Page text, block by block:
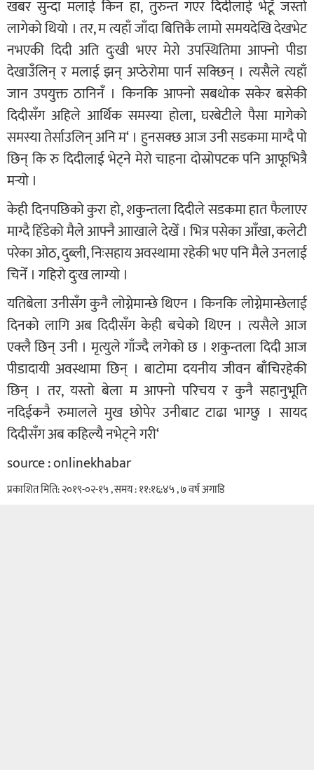
खबर सुन्दा मलाई किन हा, तुरुन्त गएर दिदीलाई भेटूँ जस्तो
लागेको थियो । तर, म त्यहाँ जाँदा बित्तिकै लामो समयदेखि देखभेट
नभएकी दिदी अति दुःखी भएर मेरो उपस्थितिमा आफ्नो पीडा
देखाउँलिन् र मलाई झन् अप्ठेरोमा पार्न सक्छिन् । त्यसैले त्यहाँ
जान उपयुक्त ठानिनँ । किनकि आफ्नो सबथोक सकेर बसेकी
दिदीसँग अहिले आर्थिक समस्या होला, घरबेटीले पैसा मागेको
समस्या तेर्साउलिन् अनि म‘ । हुनसक्छ आज उनी सडकमा माग्दै पो
छिन् कि रु दिदीलाई भेट्ने मेरो चाहना दोस्रोपटक पनि आफूभित्रै
मर्‍यो ।
केही दिनपछिको कुरा हो, शकुन्तला दिदीले सडकमा हात फैलाएर
माग्दै हिँडेको मैले आफ्नै आाखाले देखेँ । भित्र पसेका आँखा, कलेटी
परेका ओठ, दुब्ली, निःसहाय अवस्थामा रहेकी भए पनि मैले उनलाई
चिनेँ । गहिरो दुःख लाग्यो ।
यतिबेला उनीसँग कुनै लोग्नेमान्छे थिएन । किनकि लोग्नेमान्छेलाई
दिनको लागि अब दिदीसँग केही बचेको थिएन । त्यसैले आज
एक्लै छिन् उनी । मृत्युले गाँज्दै लगेको छ । शकुन्तला दिदी आज
पीडादायी अवस्थामा छिन् । बाटोमा दयनीय जीवन बाँचिरहेकी
छिन् । तर, यस्तो बेला म आफ्नो परिचय र कुनै सहानुभूति
नदिईकनै रुमालले मुख छोपेर उनीबाट टाढा भाग्छु । सायद
दिदीसँग अब कहिल्यै नभेट्ने गरी‘
source : onlinekhabar
प्रकाशित मिति: २०१९-०२-१५ , समय : ११:१६:४५ , ७ वर्ष अगाडि